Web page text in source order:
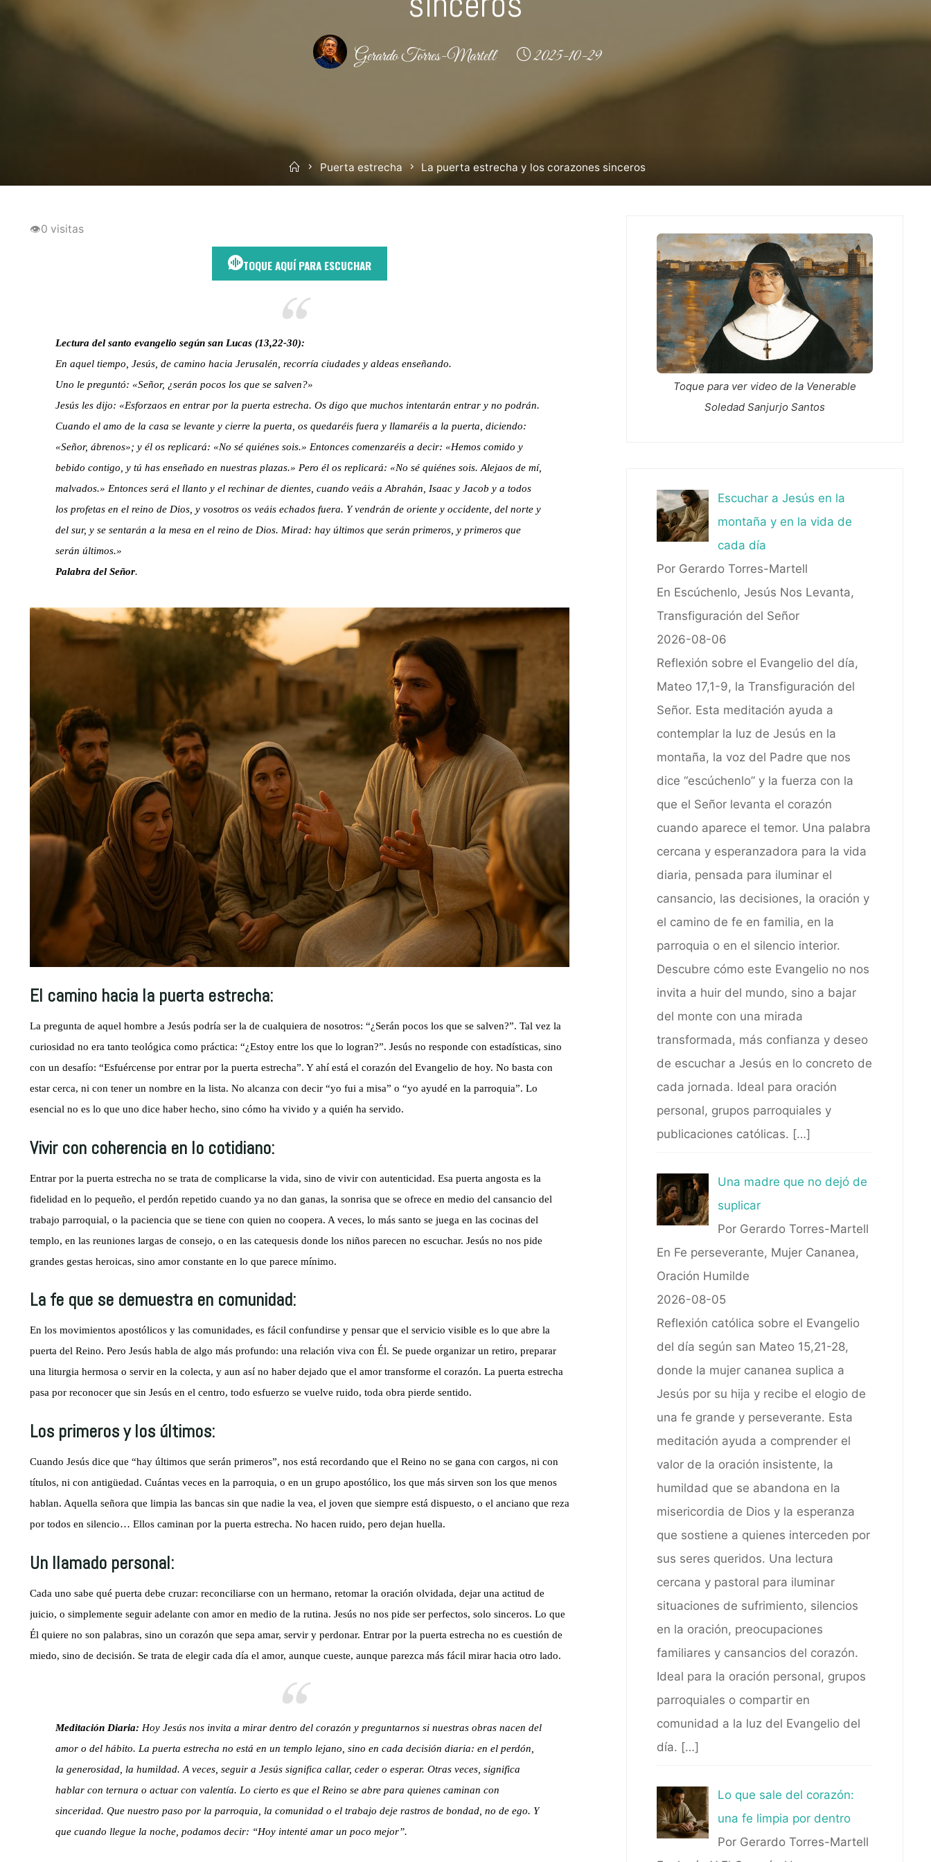
Gerardo Torres-Martell 2025-10-29
InicioPuerta estrecha La puerta estrecha y los corazones sinceros
👁0 visitas
TOQUE AQUÍ PARA ESCUCHAR
Lectura del santo evangelio según san Lucas (13,22-30):
En aquel tiempo, Jesús, de camino hacia Jerusalén, recorría ciudades y aldeas enseñando.
Uno le preguntó: «Señor, ¿serán pocos los que se salven?»
Jesús les dijo: «Esforzaos en entrar por la puerta estrecha. Os digo que muchos intentarán entrar y no podrán.
Cuando el amo de la casa se levante y cierre la puerta, os quedaréis fuera y llamaréis a la puerta, diciendo:
«Señor, ábrenos»; y él os replicará: «No sé quiénes sois.» Entonces comenzaréis a decir: «Hemos comido y
bebido contigo, y tú has enseñado en nuestras plazas.» Pero él os replicará: «No sé quiénes sois. Alejaos de mí,
malvados.» Entonces será el llanto y el rechinar de dientes, cuando veáis a Abrahán, Isaac y Jacob y a todos
los profetas en el reino de Dios, y vosotros os veáis echados fuera. Y vendrán de oriente y occidente, del norte y
del sur, y se sentarán a la mesa en el reino de Dios. Mirad: hay últimos que serán primeros, y primeros que
serán últimos.»
Palabra del Señor.
El camino hacia la puerta estrecha:
La pregunta de aquel hombre a Jesús podría ser la de cualquiera de nosotros: “¿Serán pocos los que se salven?”. Tal vez la
curiosidad no era tanto teológica como práctica: “¿Estoy entre los que lo logran?”. Jesús no responde con estadísticas, sino
con un desafío: “Esfuércense por entrar por la puerta estrecha”. Y ahí está el corazón del Evangelio de hoy. No basta con
estar cerca, ni con tener un nombre en la lista. No alcanza con decir “yo fui a misa” o “yo ayudé en la parroquia”. Lo
esencial no es lo que uno dice haber hecho, sino cómo ha vivido y a quién ha servido.
Vivir con coherencia en lo cotidiano:
Entrar por la puerta estrecha no se trata de complicarse la vida, sino de vivir con autenticidad. Esa puerta angosta es la
fidelidad en lo pequeño, el perdón repetido cuando ya no dan ganas, la sonrisa que se ofrece en medio del cansancio del
trabajo parroquial, o la paciencia que se tiene con quien no coopera. A veces, lo más santo se juega en las cocinas del
templo, en las reuniones largas de consejo, o en las catequesis donde los niños parecen no escuchar. Jesús no nos pide
grandes gestas heroicas, sino amor constante en lo que parece mínimo.
La fe que se demuestra en comunidad:
En los movimientos apostólicos y las comunidades, es fácil confundirse y pensar que el servicio visible es lo que abre la
puerta del Reino. Pero Jesús habla de algo más profundo: una relación viva con Él. Se puede organizar un retiro, preparar
una liturgia hermosa o servir en la colecta, y aun así no haber dejado que el amor transforme el corazón. La puerta estrecha
pasa por reconocer que sin Jesús en el centro, todo esfuerzo se vuelve ruido, toda obra pierde sentido.
Los primeros y los últimos:
Cuando Jesús dice que “hay últimos que serán primeros”, nos está recordando que el Reino no se gana con cargos, ni con
títulos, ni con antigüedad. Cuántas veces en la parroquia, o en un grupo apostólico, los que más sirven son los que menos
hablan. Aquella señora que limpia las bancas sin que nadie la vea, el joven que siempre está dispuesto, o el anciano que reza
por todos en silencio… Ellos caminan por la puerta estrecha. No hacen ruido, pero dejan huella.
Un llamado personal:
Cada uno sabe qué puerta debe cruzar: reconciliarse con un hermano, retomar la oración olvidada, dejar una actitud de
juicio, o simplemente seguir adelante con amor en medio de la rutina. Jesús no nos pide ser perfectos, solo sinceros. Lo que
Él quiere no son palabras, sino un corazón que sepa amar, servir y perdonar. Entrar por la puerta estrecha no es cuestión de
miedo, sino de decisión. Se trata de elegir cada día el amor, aunque cueste, aunque parezca más fácil mirar hacia otro lado.
Meditación Diaria: Hoy Jesús nos invita a mirar dentro del corazón y preguntarnos si nuestras obras nacen del
amor o del hábito. La puerta estrecha no está en un templo lejano, sino en cada decisión diaria: en el perdón,
la generosidad, la humildad. A veces, seguir a Jesús significa callar, ceder o esperar. Otras veces, significa
hablar con ternura o actuar con valentía. Lo cierto es que el Reino se abre para quienes caminan con
sinceridad. Que nuestro paso por la parroquia, la comunidad o el trabajo deje rastros de bondad, no de ego. Y
que cuando llegue la noche, podamos decir: “Hoy intenté amar un poco mejor”.
Toque para ver video de la Venerable
Soledad Sanjurjo Santos
Escuchar a Jesús en la
montaña y en la vida de
cada día
Por Gerardo Torres-Martell
En Escúchenlo, Jesús Nos Levanta,
Transfiguración del Señor
2026-08-06
Reflexión sobre el Evangelio del día,
Mateo 17,1-9, la Transfiguración del
Señor. Esta meditación ayuda a
contemplar la luz de Jesús en la
montaña, la voz del Padre que nos
dice “escúchenlo” y la fuerza con la
que el Señor levanta el corazón
cuando aparece el temor. Una palabra
cercana y esperanzadora para la vida
diaria, pensada para iluminar el
cansancio, las decisiones, la oración y
el camino de fe en familia, en la
parroquia o en el silencio interior.
Descubre cómo este Evangelio no nos
invita a huir del mundo, sino a bajar
del monte con una mirada
transformada, más confianza y deseo
de escuchar a Jesús en lo concreto de
cada jornada. Ideal para oración
personal, grupos parroquiales y
publicaciones católicas. […]
Una madre que no dejó de
suplicar
Por Gerardo Torres-Martell
En Fe perseverante, Mujer Cananea,
Oración Humilde
2026-08-05
Reflexión católica sobre el Evangelio
del día según san Mateo 15,21-28,
donde la mujer cananea suplica a
Jesús por su hija y recibe el elogio de
una fe grande y perseverante. Esta
meditación ayuda a comprender el
valor de la oración insistente, la
humildad que se abandona en la
misericordia de Dios y la esperanza
que sostiene a quienes interceden por
sus seres queridos. Una lectura
cercana y pastoral para iluminar
situaciones de sufrimiento, silencios
en la oración, preocupaciones
familiares y cansancios del corazón.
Ideal para la oración personal, grupos
parroquiales o compartir en
comunidad a la luz del Evangelio del
día. […]
Lo que sale del corazón:
una fe limpia por dentro
Por Gerardo Torres-Martell